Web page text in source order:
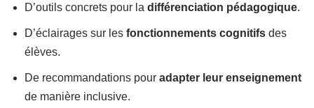
D’outils concrets pour la différenciation pédagogique.
D’éclairages sur les fonctionnements cognitifs des
élèves.
De recommandations pour adapter leur enseignement
de manière inclusive.